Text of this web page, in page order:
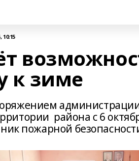
10:15
к зиме
района с 6
пожарной